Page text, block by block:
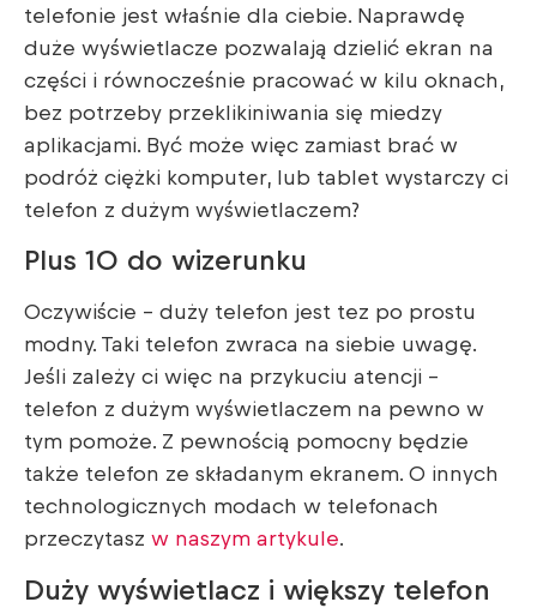
telefonie jest właśnie dla ciebie. Naprawdę
duże wyświetlacze pozwalają dzielić ekran na
części i równocześnie pracować w kilu oknach,
bez potrzeby przeklikiniwania się miedzy
aplikacjami. Być może więc zamiast brać w
podróż ciężki komputer, lub tablet wystarczy ci
telefon z dużym wyświetlaczem?
Plus 10 do wizerunku
Oczywiście – duży telefon jest tez po prostu
modny. Taki telefon zwraca na siebie uwagę.
Jeśli zależy ci więc na przykuciu atencji –
telefon z dużym wyświetlaczem na pewno w
tym pomoże. Z pewnością pomocny będzie
także telefon ze składanym ekranem. O innych
technologicznych modach w telefonach
przeczytasz w naszym artykule.
Duży wyświetlacz i większy telefon